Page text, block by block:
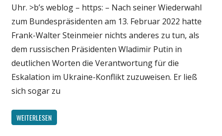
Uhr. >b’s weblog – https: – Nach seiner Wiederwahl
zum Bundespräsidenten am 13. Februar 2022 hatte
Frank-Walter Steinmeier nichts anderes zu tun, als
dem russischen Präsidenten Wladimir Putin in
deutlichen Worten die Verantwortung für die
Eskalation im Ukraine-Konflikt zuzuweisen. Er ließ
sich sogar zu
WEITERLESEN